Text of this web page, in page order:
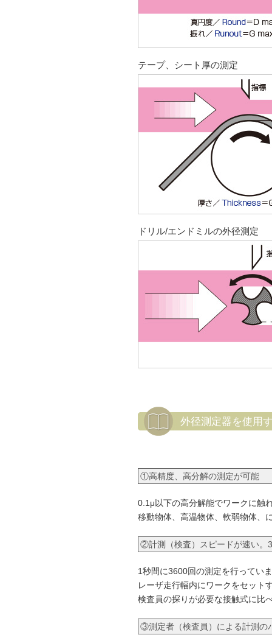
テープ、シート厚の測定
ドリル/エンドミルの外径測定
外径測定器を使用
①高精度、高分解の測定が可能
0.1μ以下の高分解能でワークに触
移動物体、高温物体、軟弱物体、
②計測（検査）スピードが速い。
1秒間に3600回の測定を行ってい
レーザ走行幅内にワークをセット
検査員の探りが必要な接触式に比
③測定者（検査員）による計測の